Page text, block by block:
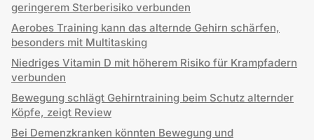
geringerem Sterberisiko verbunden
Aerobes Training kann das alternde Gehirn schärfen,
besonders mit Multitasking
Niedriges Vitamin D mit höherem Risiko für Krampfadern
verbunden
Bewegung schlägt Gehirntraining beim Schutz alternder
Köpfe, zeigt Review
Bei Demenzkranken könnten Bewegung und